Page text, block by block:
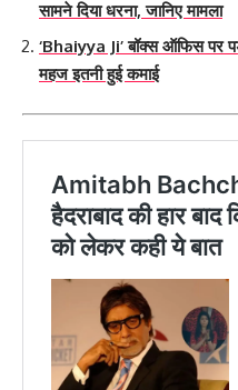
सामने दिया धरना, जानिए मामला
‘Bhaiyya Ji’ बॉक्स ऑफिस पर
महज इतनी हुई कमाई